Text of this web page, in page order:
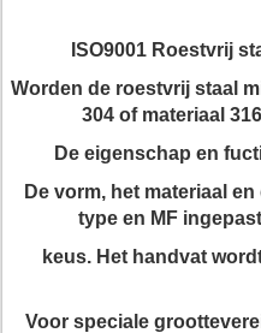
ISO9001 Roestvrij
Worden de roestvrij staal
304 of materiaal
De eigenschap en
De vorm, het materiaal
type en MF
keus. Het handvat
Voor speciale